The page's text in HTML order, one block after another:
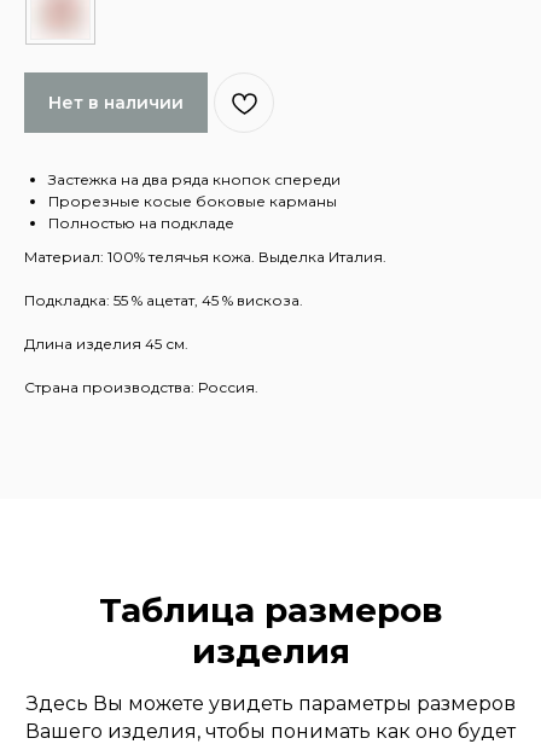
Нет в наличии
Застежка на два ряда кнопок спереди
Прорезные косые боковые карманы
Полностью на подкладе
Материал: 100% телячья кожа. Выделка Италия.
Подкладка: 55 % ацетат, 45 % вискоза.
Длина изделия 45 см.
Страна производства: Россия.
Таблица размеров
изделия
Здесь Вы можете увидеть параметры размеров
Вашего изделия, чтобы понимать как оно будет